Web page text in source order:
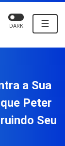
☰
DARK
a Sua
Peter
Seu